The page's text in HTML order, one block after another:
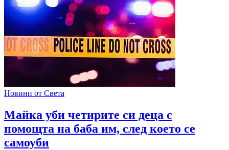
Новини от Света
Майка уби четирите си деца с
помощта на баба им, след което се
самоуби